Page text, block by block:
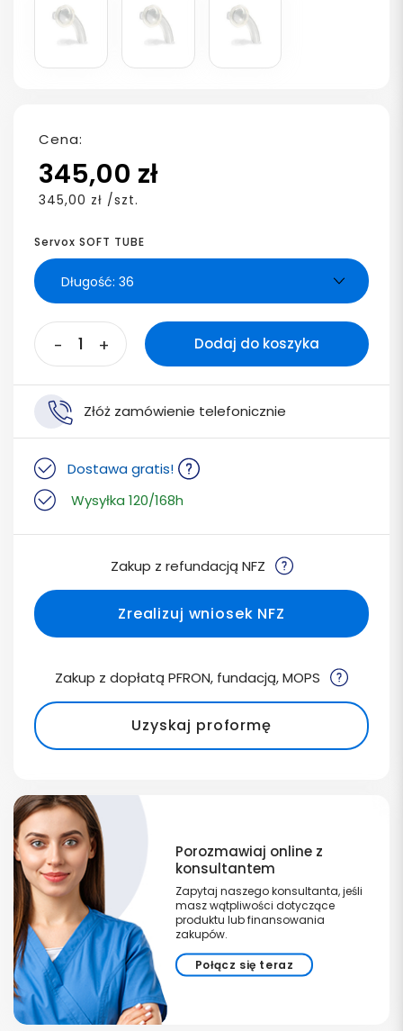
Cena:
345,00 zł
345,00 zł /szt.
Servox SOFT TUBE
- + Dodaj do koszyka
Złóż zamówienie telefonicznie
Dostawa gratis!
Wysyłka 120/168h
Zakup z refundacją NFZ
Zrealizuj wniosek NFZ
Zakup z dopłatą PFRON, fundacją, MOPS
Uzyskaj proformę
Porozmawiaj online z
konsultantem
Zapytaj naszego konsultanta, jeśli
masz wątpliwości dotyczące
produktu lub finansowania
zakupów.
Połącz się teraz